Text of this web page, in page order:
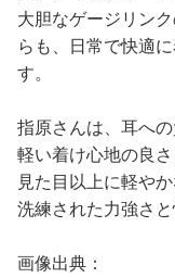
大胆なゲージリン
らも、日常で快適
す。
指原さんは、耳へ
軽い着け心地の良
見た目以上に軽や
洗練された力強さ
画像出典：